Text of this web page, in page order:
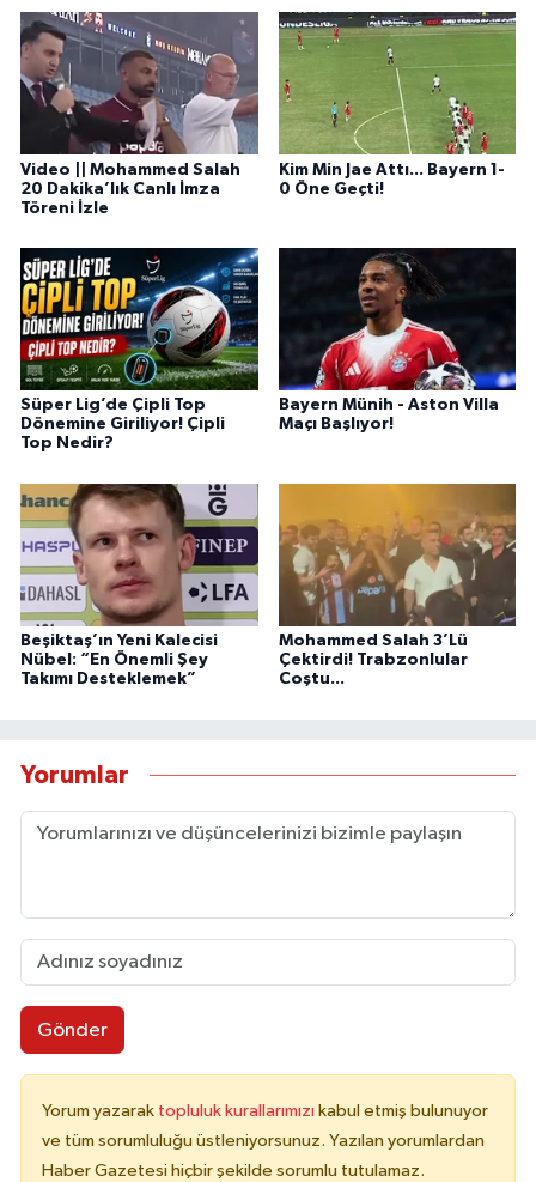
Video || Mohammed Salah
20 Dakika’lık Canlı İmza
Töreni İzle
Kim Min Jae Attı... Bayern 1-
0 Öne Geçti!
Süper Lig’de Çipli Top
Dönemine Giriliyor! Çipli
Top Nedir?
Bayern Münih - Aston Villa
Maçı Başlıyor!
Beşiktaş’ın Yeni Kalecisi
Nübel: “En Önemli Şey
Takımı Desteklemek”
Mohammed Salah 3’Lü
Çektirdi! Trabzonlular
Coştu...
Yorumlar
Gönder
Yorum yazarak topluluk kurallarımızı kabul etmiş bulunuyor
ve tüm sorumluluğu üstleniyorsunuz. Yazılan yorumlardan
Haber Gazetesi hiçbir şekilde sorumlu tutulamaz.